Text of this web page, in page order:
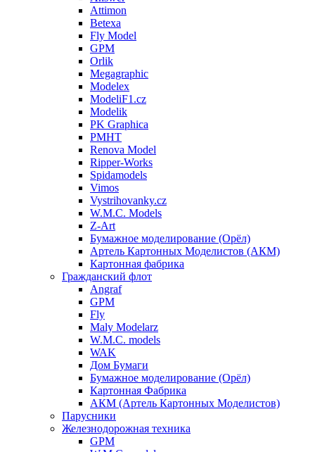
Attimon
Betexa
Fly Model
GPM
Orlik
Megagraphic
Modelex
ModeliF1.cz
Modelik
PK Graphica
PMHT
Renova Model
Ripper-Works
Spidamodels
Vimos
Vystrihovanky.cz
W.M.C. Models
Z-Art
Бумажное моделирование (Орёл)
Артель Картонных Моделистов (АКМ)
Картонная фабрика
Гражданский флот
Angraf
GPM
Fly
Maly Modelarz
W.M.C. models
WAK
Дом Бумаги
Бумажное моделирование (Орёл)
Картонная Фабрика
АКМ (Артель Картонных Моделистов)
Парусники
Железнодорожная техника
GPM